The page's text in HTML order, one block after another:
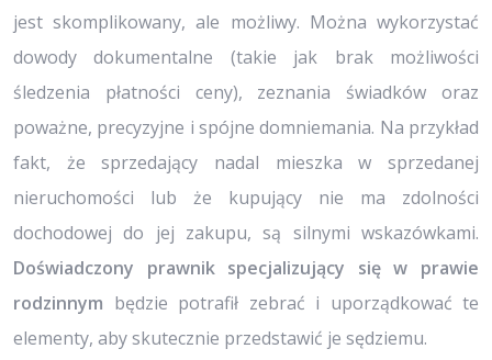
jest skomplikowany, ale możliwy. Można wykorzystać
dowody dokumentalne (takie jak brak możliwości
śledzenia płatności ceny), zeznania świadków oraz
poważne, precyzyjne i spójne domniemania. Na przykład
fakt, że sprzedający nadal mieszka w sprzedanej
nieruchomości lub że kupujący nie ma zdolności
dochodowej do jej zakupu, są silnymi wskazówkami.
Doświadczony prawnik specjalizujący się w prawie
rodzinnym będzie potrafił zebrać i uporządkować te
elementy, aby skutecznie przedstawić je sędziemu.